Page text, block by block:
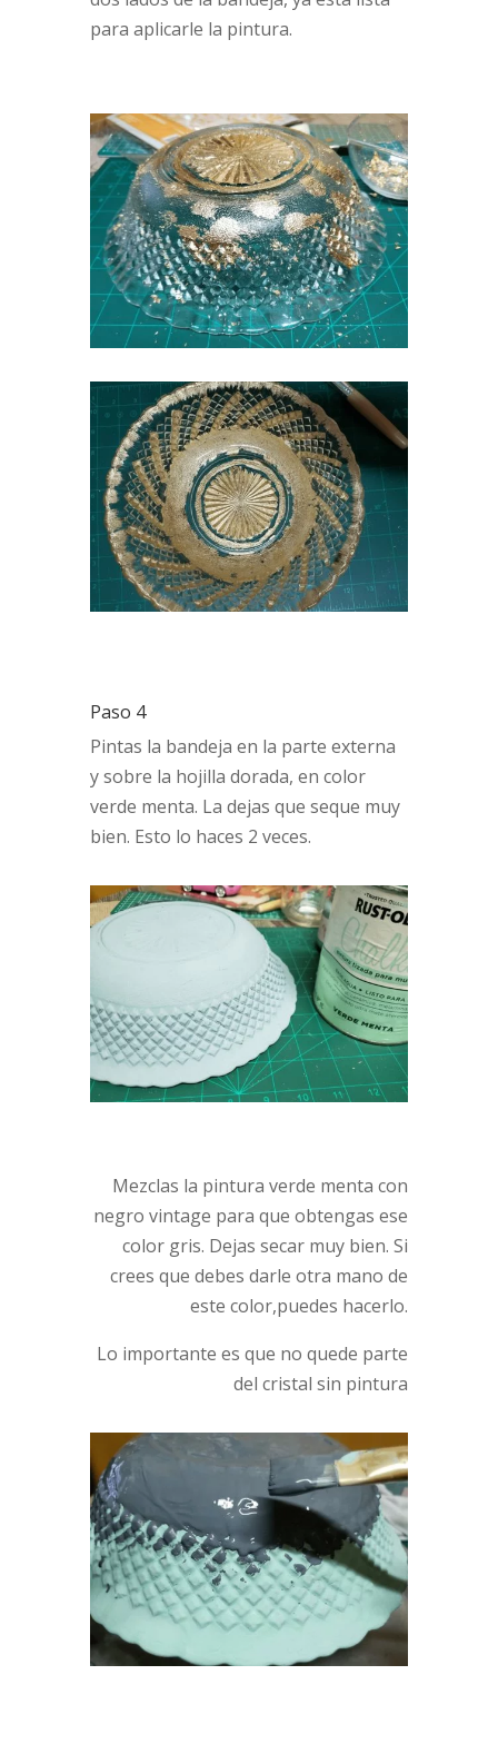
para aplicarle la pintura.
Paso 4
Pintas la bandeja en la parte externa
y sobre la hojilla dorada, en color
verde menta. La dejas que seque muy
bien. Esto lo haces 2 veces.
Mezclas la pintura verde menta con
negro vintage para que obtengas ese
color gris. Dejas secar muy bien. Si
crees que debes darle otra mano de
este color,puedes hacerlo.
Lo importante es que no quede parte
del cristal sin pintura